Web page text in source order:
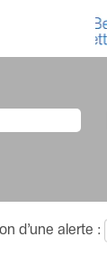
d’une alerte :